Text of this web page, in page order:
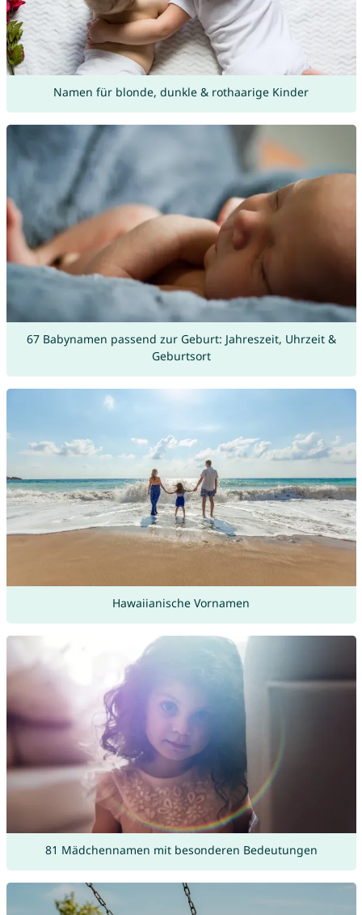
Namen für blonde, dunkle & rothaarige Kinder
67 Babynamen passend zur Geburt: Jahreszeit, Uhrzeit &
Geburtsort
Hawaiianische Vornamen
81 Mädchennamen mit besonderen Bedeutungen